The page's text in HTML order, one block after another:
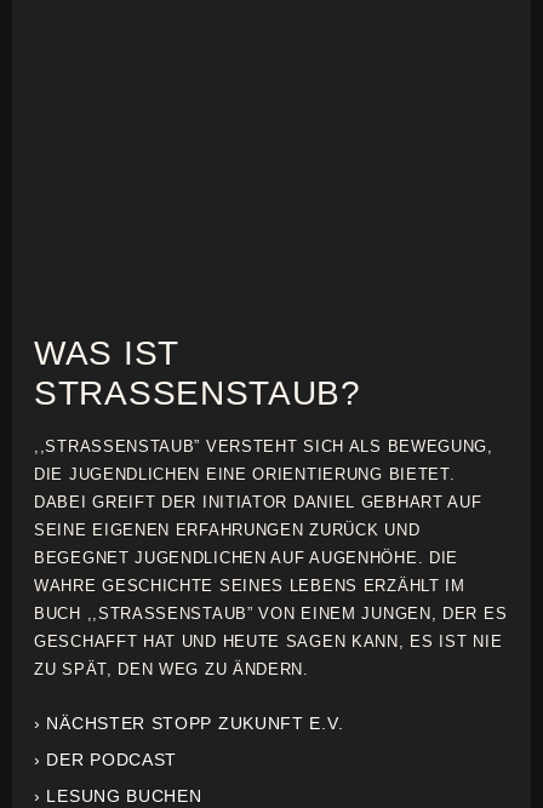
WAS IST
STRASSENSTAUB?
,,STRASSENSTAUB” VERSTEHT SICH ALS BEWEGUNG,
DIE JUGENDLICHEN EINE ORIENTIERUNG BIETET.
DABEI GREIFT DER INITIATOR DANIEL GEBHART AUF
SEINE EIGENEN ERFAHRUNGEN ZURÜCK UND
BEGEGNET JUGENDLICHEN AUF AUGENHÖHE. DIE
WAHRE GESCHICHTE SEINES LEBENS ERZÄHLT IM
BUCH ,,STRASSENSTAUB” VON EINEM JUNGEN, DER ES
GESCHAFFT HAT UND HEUTE SAGEN KANN, ES IST NIE
ZU SPÄT, DEN WEG ZU ÄNDERN.
› NÄCHSTER STOPP ZUKUNFT E.V.
› DER PODCAST
› LESUNG BUCHEN